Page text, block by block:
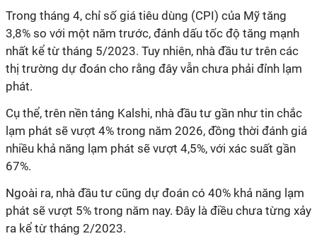
Trong tháng 4, chỉ số giá tiêu dùng (CPI) của Mỹ tăng
3,8% so với một năm trước, đánh dấu tốc độ tăng mạnh
nhất kể từ tháng 5/2023. Tuy nhiên, nhà đầu tư trên các
thị trường dự đoán cho rằng đây vẫn chưa phải đỉnh lạm
phát.
Cụ thể, trên nền tảng Kalshi, nhà đầu tư gần như tin chắc
lạm phát sẽ vượt 4% trong năm 2026, đồng thời đánh giá
nhiều khả năng lạm phát sẽ vượt 4,5%, với xác suất gần
67%.
Ngoài ra, nhà đầu tư cũng dự đoán có 40% khả năng lạm
phát sẽ vượt 5% trong năm nay. Đây là điều chưa từng xảy
ra kể từ tháng 2/2023.